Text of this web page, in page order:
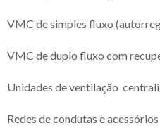
VMC de simples fluxo
VMC de duplo fluxo com
Unidades de ventilação
Redes de condutas e acessórios